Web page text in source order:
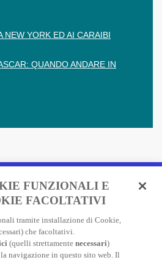
NEW YORK ED AI CARAIBI
QUANDO ANDARE IN
e acquista
minuti!
AXA: scegli e acquista online la
e completa, per viaggiare
nel mondo.
FUNZIONALI E
FACOLTATIVI
tramite installazione di Cookie,
che facoltativi.
(quelli strettamentenecessari)
navigazione in questo sito web. Il